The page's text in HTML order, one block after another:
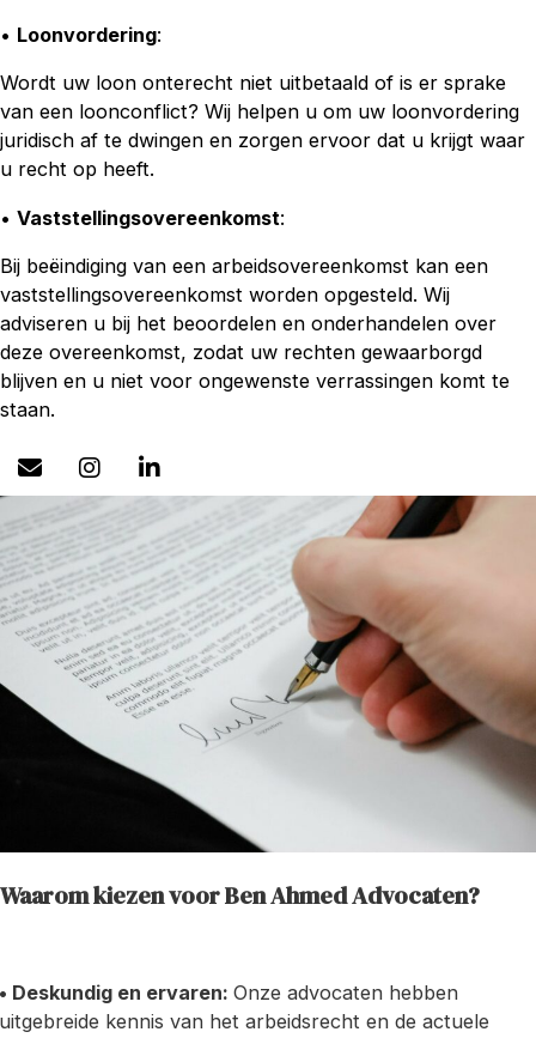
• Loonvordering:
Wordt uw loon onterecht niet uitbetaald of is er sprake
van een loonconflict? Wij helpen u om uw loonvordering
juridisch af te dwingen en zorgen ervoor dat u krijgt waar
u recht op heeft.
• Vaststellingsovereenkomst:
Bij beëindiging van een arbeidsovereenkomst kan een
vaststellingsovereenkomst worden opgesteld. Wij
adviseren u bij het beoordelen en onderhandelen over
deze overeenkomst, zodat uw rechten gewaarborgd
blijven en u niet voor ongewenste verrassingen komt te
staan.
Waarom kiezen voor Ben Ahmed Advocaten?
• Deskundig en ervaren: Onze advocaten hebben
uitgebreide kennis van het arbeidsrecht en de actuele